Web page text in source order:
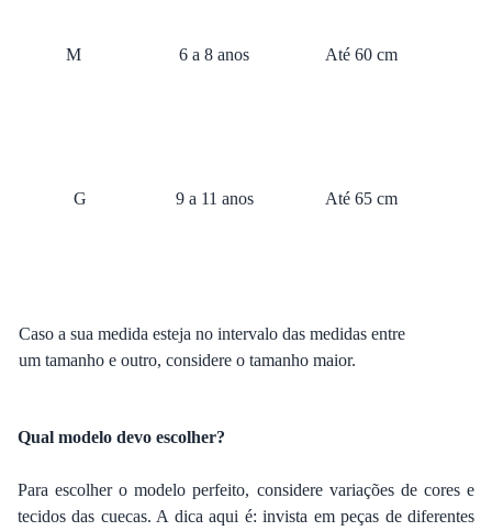
M 6 a 8 anos Até 60 cm
G 9 a 11 anos Até 65 cm
Caso a sua medida esteja no intervalo das medidas entre
um tamanho e outro, considere o tamanho maior.
Qual modelo devo escolher?
Para escolher o modelo perfeito, considere variações de cores e
tecidos das cuecas. A dica aqui é: invista em peças de diferentes